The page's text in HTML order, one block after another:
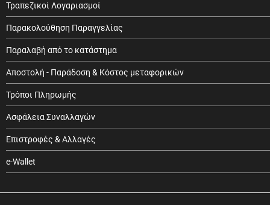
Τραπεζικοί Λογαριασμοί
Παρακολούθηση Παραγγελίας
Παραλαβή από το κατάστημα
Αποστολή - Παράδοση & Κόστος μεταφορικών
Τρόποι Πληρωμής
Ασφάλεια Συναλλαγών
Επιστροφές & Αλλαγές
e-Wallet